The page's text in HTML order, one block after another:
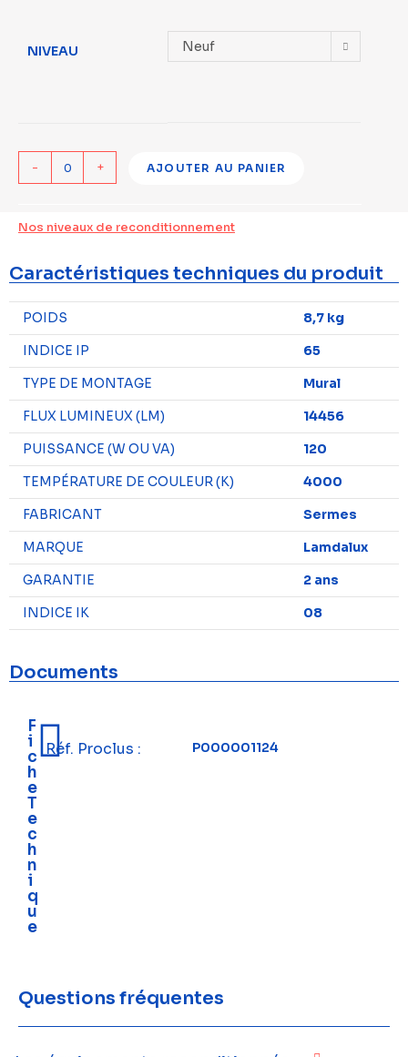
NIVEAU Neuf
- + AJOUTER AU PANIER
Nos niveaux de reconditionnement
Caractéristiques techniques du produit
POIDS
8,7 kg
INDICE IP
65
TYPE DE MONTAGE
Mural
FLUX LUMINEUX (LM)
14456
PUISSANCE (W OU VA)
120
TEMPÉRATURE DE COULEUR (K)
4000
FABRICANT
Sermes
MARQUE
Lamdalux
GARANTIE
2 ans
INDICE IK
08
Documents
F
i
c
h
e
T
e
c
h
n
i
q
u
e
Réf. Proclus : P000001124
Questions fréquentes